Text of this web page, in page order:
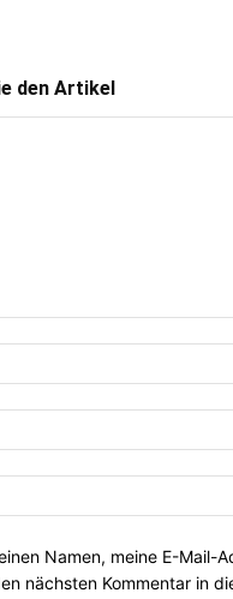
den Artikel
Namen, meine E-Mail-
nächsten Kommentar in